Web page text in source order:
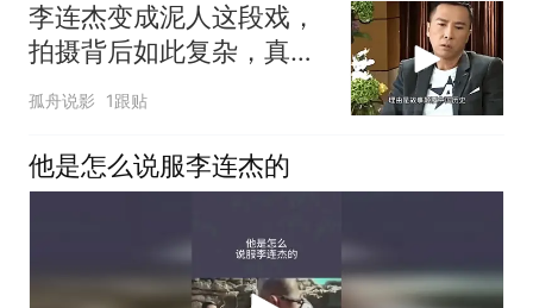
李连杰变成泥人这段戏，
拍摄背后如此复杂，真是
大开眼界
孤舟说影 1跟贴
他是怎么说服李连杰的